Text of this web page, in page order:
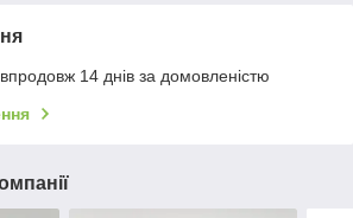
14 днів за домовленістю